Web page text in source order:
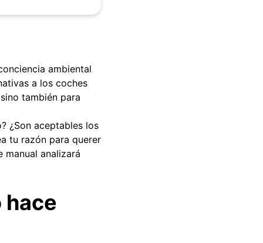
ambiental
a los coches
también para
¿Son aceptables los
tu razón para querer
analizará
hace